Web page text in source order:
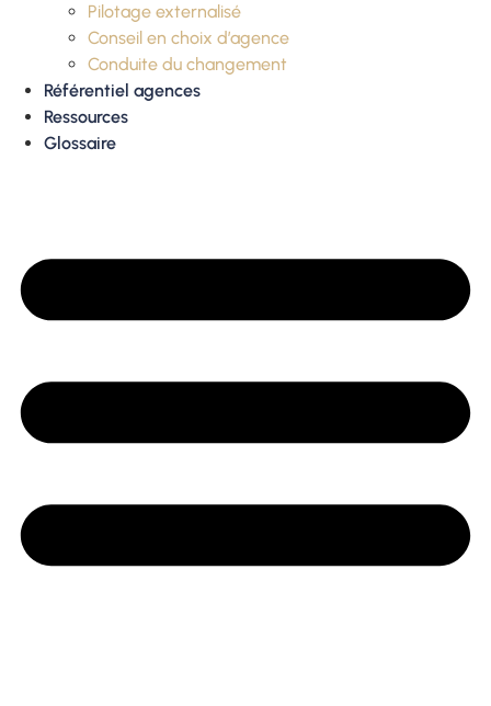
Pilotage externalisé
Conseil en choix d’agence
Conduite du changement
Référentiel agences
Ressources
Glossaire